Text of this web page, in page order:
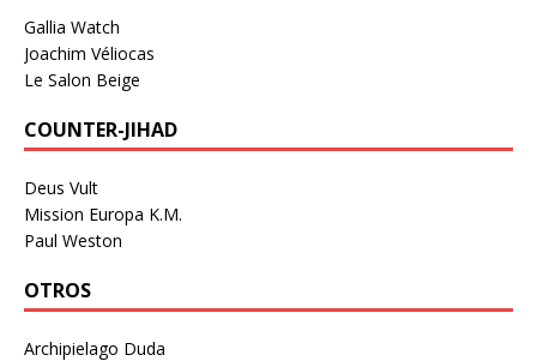
Gallia Watch
Joachim Véliocas
Le Salon Beige
COUNTER-JIHAD
Deus Vult
Mission Europa K.M.
Paul Weston
OTROS
Archipielago Duda